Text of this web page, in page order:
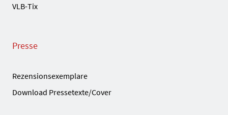
VLB-Tix
Presse
Rezensionsexemplare
Download Pressetexte/Cover